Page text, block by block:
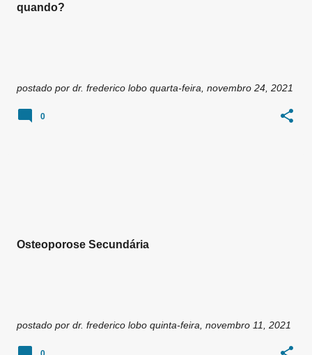
quando?
postado por dr. frederico lobo quarta-feira, novembro 24, 2021
0
Osteoporose Secundária
postado por dr. frederico lobo quinta-feira, novembro 11, 2021